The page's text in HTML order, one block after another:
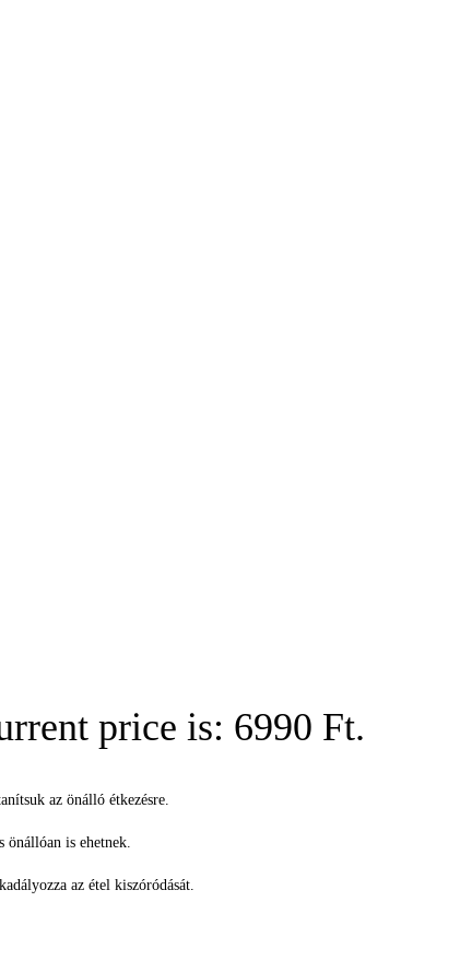
price is: 6990 Ft.
az önálló étkezésre.
is ehetnek.
az étel kiszóródását.